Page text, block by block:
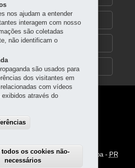
INSTITUCIONAL
– Bacacheri-82600-730 Curitiba- PR
MAPA
nos ajudam a entender
interagem com nosso
são coletadas
não identificam o
são usados para
dos visitantes em
com vídeos
através do
todos os cookies não-
necessários